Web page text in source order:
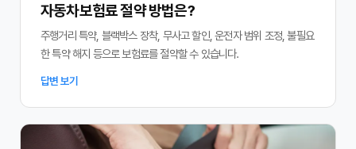
자동차보험료 절약 방법은?
주행거리 특약, 블랙박스 장착, 무사고 할인, 운전자 범위 조정, 불필요
한 특약 해지 등으로 보험료를 절약할 수 있습니다.
답변 보기